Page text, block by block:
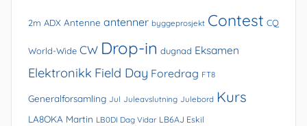
2m ADX Antenne antenner byggeprosjekt Contest CQ
World-Wide CW Drop-in dugnad Eksamen
Elektronikk Field Day Foredrag FT8
Generalforsamling Jul Juleavslutning Julebord Kurs
LA8OKA Martin LB0DI Dag Vidar LB6AJ Eskil